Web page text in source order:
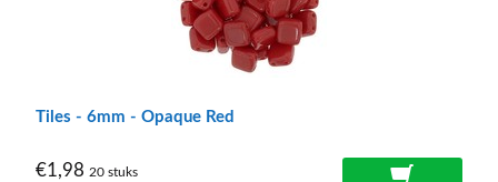
Tiles - 6mm - Opaque Red
€1,98 20 stuks